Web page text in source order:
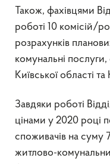
Також, фахівцями
роботі 10 комісій/
розрахунків
комунальні
Київської області
Завдяки роботі
цінами у 2020 році
споживачів на суму
житлово-